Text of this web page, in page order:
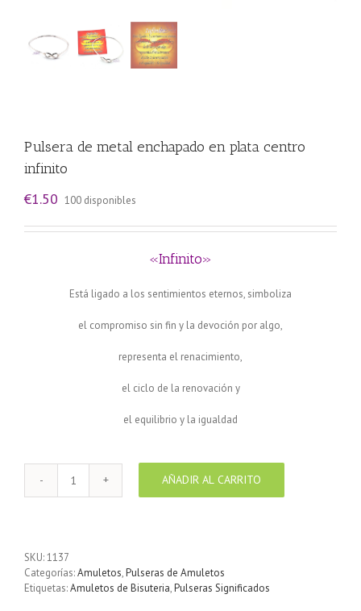
Pulsera de metal enchapado en plata centro
infinito
€1.50 100 disponibles
«Infinito»
Está ligado a los sentimientos eternos, simboliza
el compromiso sin fin y la devoción por algo,
representa el renacimiento,
el ciclo de la renovación y
el equilibrio y la igualdad
Pulsera
de
centro
infinito
AÑADIR AL CARRITO
SKU:1137
Categorías:Amuletos,Pulseras de Amuletos
Etiquetas:Amuletos de Bisuteria,Pulseras Significados